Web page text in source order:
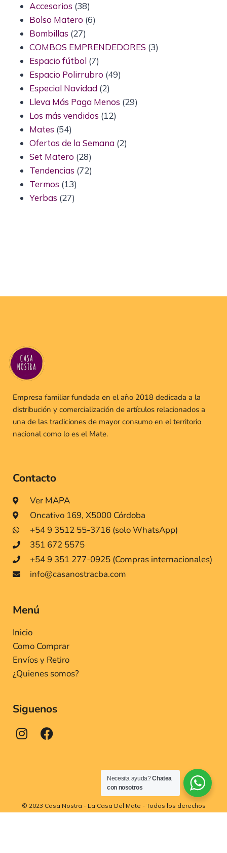
Accesorios 38
Bolso Matero 6
Bombillas 27
COMBOS EMPRENDEDORES 3
Espacio fútbol 7
Espacio Polirrubro 49
Especial Navidad 2
Lleva Más Paga Menos 29
Los más vendidos 12
Mates 54
Ofertas de la Semana 2
Set Matero 28
Tendencias 72
Termos 13
Yerbas 27
Empresa familiar fundada en el año 2018 dedicada a la
distribución y comercialización de artículos relacionados a
una de las tradiciones de mayor consumo en el territorio
nacional como lo es el Mate.
Contacto
Ver MAPA
Oncativo 169, X5000 Córdoba
+54 9 3512 55-3716 (solo WhatsApp)
351 672 5575
+54 9 351 277-0925 (Compras internacionales)
info@casanostracba.com
Menú
Inicio
Como Comprar
Envíos y Retiro
¿Quienes somos?
Siguenos
© 2023 Casa Nostra - La Casa Del Mate - Todos los derechos
Necesita ayuda?Chatea
con nosotros